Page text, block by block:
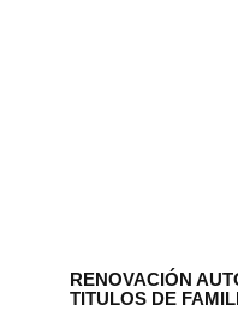
RENOVACIÓN
TITULOS DE